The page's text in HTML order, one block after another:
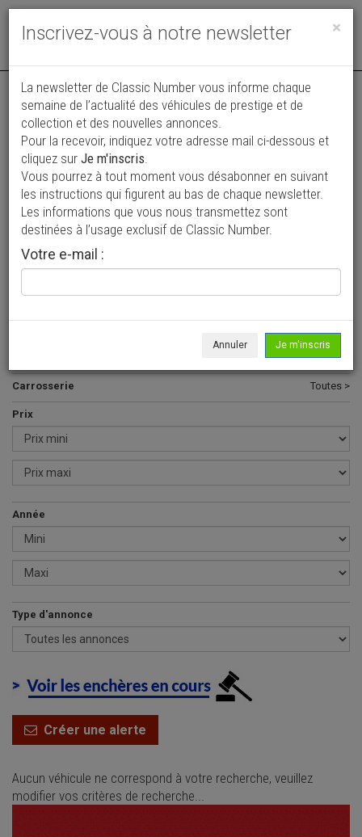
Toggle
Vos annonces vues par
plus de 4 millions de collectionneurs
Ajouter une annonce
> Rechercher un véhicule
Tous >
Carrosserie Toutes >
Prix
Année
Type d'annonce
Créer une alerte
Aucun véhicule ne correspond à votre recherche, veuillez
modifier vos critères de recherche...
×
Inscrivez-vous à notre newsletter
La newsletter de Classic Number vous informe chaque
semaine de l’actualité des véhicules de prestige et de
collection et des nouvelles annonces.
Pour la recevoir, indiquez votre adresse mail ci-dessous et
cliquez sur Je m'inscris.
Vous pourrez à tout moment vous désabonner en suivant
les instructions qui figurent au bas de chaque newsletter.
Les informations que vous nous transmettez sont
destinées à l’usage exclusif de Classic Number.
Votre e-mail :
Annuler Je m'inscris